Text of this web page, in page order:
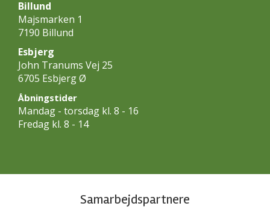
Billund
Majsmarken 1
7190 Billund
Esbjerg
John Tranums Vej 25
6705 Esbjerg Ø
Åbningstider
Mandag - torsdag kl. 8 - 16
Fredag kl. 8 - 14
Samarbejdspartnere